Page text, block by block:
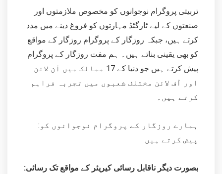
تربیتی پروگرام نوجوانوں کو مخصوص ملازمتوں اور
صنعتوں کے لیے ٹارگٹڈ مہارتوں کو فروغ دینے میں مدد
کرتے ہیں، جبکہ روزگار کے پروگرام روزگار کے مواقع
کو بھی یقینی بناتے ہیں۔ ہم مفت روزگار کے پروگرام
پیش کرتے ہیں جو دنیا کے 17 ممالک میں آن لائن
اور آف لائن مختلف شعبوں میں تجربہ فراہم
کرتے ہیں۔
:ہمارے روزگار کے پروگرام نوجوانوں کو
پیش کرتے ہیں
بصورت دیگر ناقابل رسائی کیریئر کے مواقع تک رسائی: